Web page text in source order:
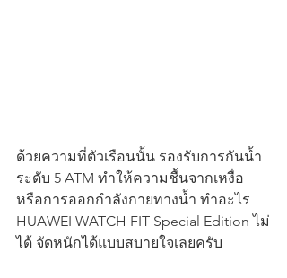
ด้วยความที่ตัวเรือนนั้น รองรับการกันน้ำ
ระดับ 5 ATM ทำให้ความชื้นจากเหงื่อ
หรือการออกกำลังกายทางน้ำ ทำอะไร
HUAWEI WATCH FIT Special Edition ไม่
ได้ จัดหนักได้แบบสบายใจเลยครับ